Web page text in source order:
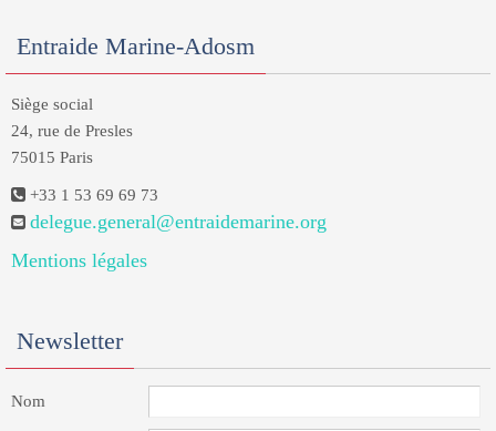
Entraide Marine-Adosm
Siège social
24, rue de Presles
75015 Paris
+33 1 53 69 69 73
delegue.general@entraidemarine.org
Mentions légales
Newsletter
Nom